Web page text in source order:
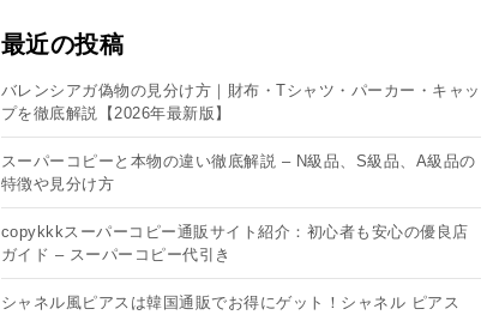
最近の投稿
バレンシアガ偽物の見分け方｜財布・Tシャツ・パーカー・キャッ
プを徹底解説【2026年最新版】
スーパーコピーと本物の違い徹底解説 – N級品、S級品、A級品の
特徴や見分け方
copykkkスーパーコピー通販サイト紹介：初心者も安心の優良店
ガイド – スーパーコピー代引き
シャネル風ピアスは韓国通販でお得にゲット！シャネル ピアス